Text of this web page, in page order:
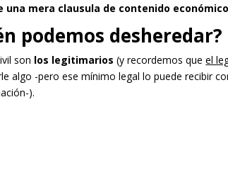
mera clausula de contenido
podemos desheredar?
son los legitimarios (y recordemos queel
algo -pero ese mínimo legal lo puede recibir
).